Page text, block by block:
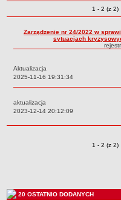
Techniczne Zakłady
PRZEDSZKOLA
ARCHIWUM SZKÓŁ I PLACÓWEK
Przekształcone szkoły i
Wielofunkcyjna Placówka
SPECJALNE OŚRODKI SZKOLNO-
Specjalny Ośrodek nr 1
Zmiany o
1 - 2 (z 2)
Zarządzenie nr 24/2022 w
sytuacjach
Aktualizacja
Data:
2025-11-16 19:31:34
aktualizacja
Data:
2023-12-14 20:12:09
Zmiany o
1 - 2 (z 2)
20 OSTATNIO DODANYCH